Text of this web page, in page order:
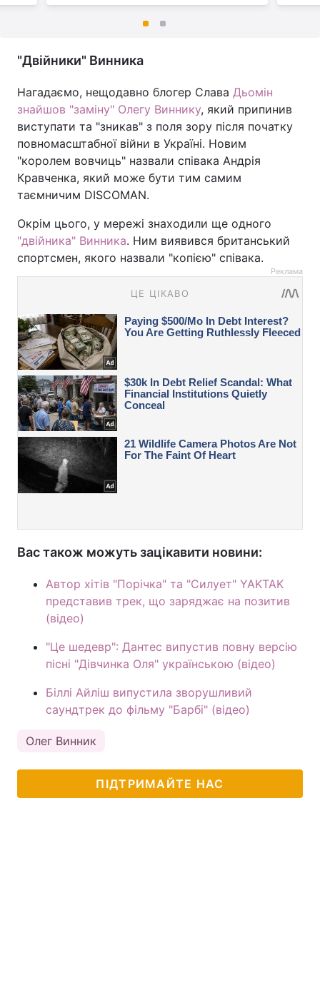
"Двійники" Винника
Нагадаємо, нещодавно блогер Слава Дьомін
знайшов "заміну" Олегу Виннику, який припинив
виступати та "зникав" з поля зору після початку
повномасштабної війни в Україні. Новим
"королем вовчиць" назвали співака Андрія
Кравченка, який може бути тим самим
таємничим DISCOMAN.
Окрім цього, у мережі знаходили ще одного
"двійника" Винника. Ним виявився британський
спортсмен, якого назвали "копією" співака.
Реклама
Вас також можуть зацікавити новини:
Автор хітів "Порічка" та "Силует" YAKTAK
представив трек, що заряджає на позитив
(відео)
"Це шедевр": Дантес випустив повну версію
пісні "Дівчинка Оля" українською (відео)
Біллі Айліш випустила зворушливий
саундтрек до фільму "Барбі" (відео)
Олег Винник
ПІДТРИМАЙТЕ НАС